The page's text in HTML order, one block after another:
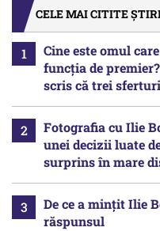
CELE MAI CITITE
Cine este omul
funcția de
scris că trei
Fotografia cu Ilie
unei decizii luate
surprins în mare
De ce a mințit Ilie
răspunsul